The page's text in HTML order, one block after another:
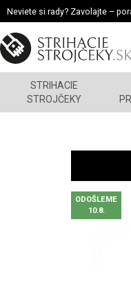
Neviete si rady? Zavolajte –
STRIHACIE
STROJČEKY
ODOŠLEME
10.8.